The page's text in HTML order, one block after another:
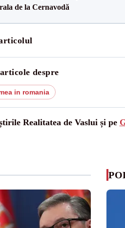
de la Cernavodă
despre
in romania
Realitatea de Vaslui și pe